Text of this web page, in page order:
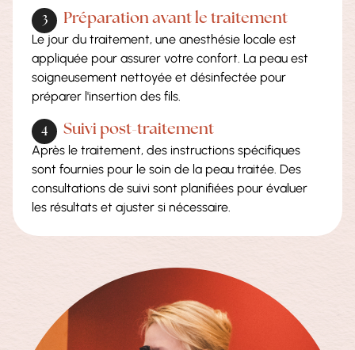
Préparation avant le traitement
Le jour du traitement, une anesthésie locale est
appliquée pour assurer votre confort. La peau est
soigneusement nettoyée et désinfectée pour
préparer l'insertion des fils.
Suivi post-traitement
Après le traitement, des instructions spécifiques
sont fournies pour le soin de la peau traitée. Des
consultations de suivi sont planifiées pour évaluer
les résultats et ajuster si nécessaire.